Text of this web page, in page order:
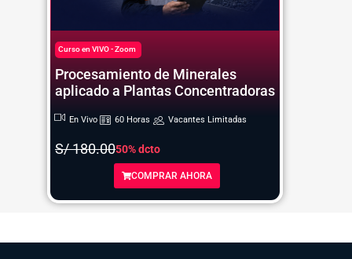
Curso en VIVO - Zoom
Procesamiento de Minerales
aplicado a Plantas Concentradoras
En Vivo 60 Horas Vacantes Limitadas
S/ 180.0050% dcto
COMPRAR AHORA